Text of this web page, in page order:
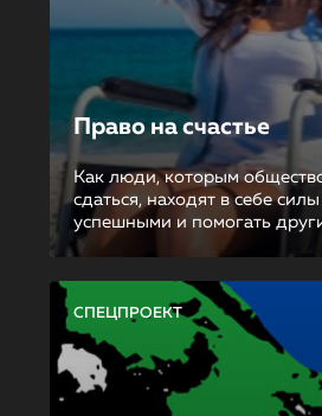
Право на счастье
Как люди, которым
сдаться, находят в себе
успешными и помогать
СПЕЦПРОЕКТ